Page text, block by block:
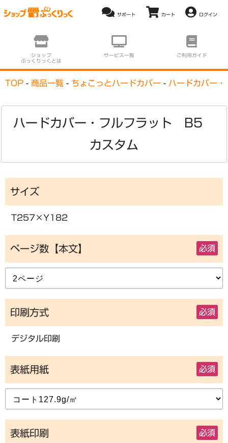
ログイン
ショップ
ぶっくりっくとは
サービス一覧 ご利用ガイド
TOP 商品一覧 ちょこっとハードカバー ハードカバー
ハードカバー・フルフラット B5
カスタム
サイズ
T257×Y182
ページ数【本文】 必須
印刷方式 必須
デジタル印刷
表紙用紙 必須
表紙印刷 必須